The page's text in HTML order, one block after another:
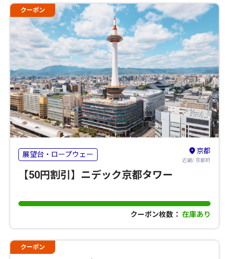
クーポン
展望台・ロープウェー 京都
近畿/ 京都府
【50円割引】ニデック京都タワー
クーポン枚数： 在庫あり
クーポン